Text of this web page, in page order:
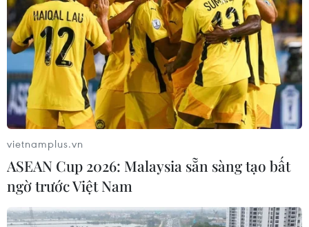
vietnamplus.vn
ASEAN Cup 2026: Malaysia sẵn sàng tạo bất
ngờ trước Việt Nam